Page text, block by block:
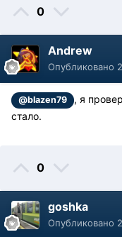
0
Andrew
Опубликовано
@blazen79
, я
стало.
0
goshka
Опубликовано